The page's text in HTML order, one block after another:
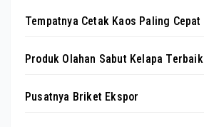
Tempatnya Cetak Kaos Paling Cepat
Produk Olahan Sabut Kelapa Terbaik
Pusatnya Briket Ekspor